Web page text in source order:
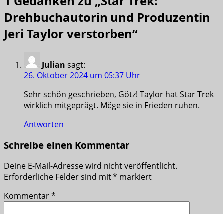
Drehbuchautorin und Produzentin
Jeri Taylor verstorben“
Julian sagt:
26. Oktober 2024 um 05:37 Uhr
Sehr schön geschrieben, Götz! Taylor hat Star Trek
wirklich mitgeprägt. Möge sie in Frieden ruhen.
Antworten
Schreibe einen Kommentar
Deine E-Mail-Adresse wird nicht veröffentlicht.
Erforderliche Felder sind mit* markiert
Kommentar*